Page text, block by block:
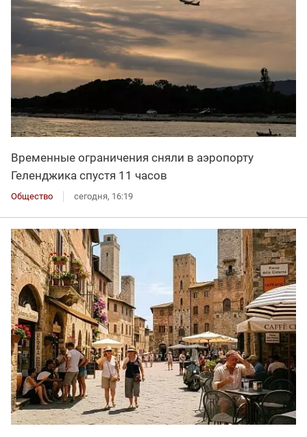
Временные ограничения сняли в аэропорту
Геленджика спустя 11 часов
Общество сегодня, 16:19